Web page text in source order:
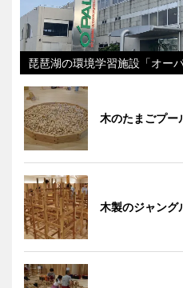
琵琶湖の環境学習施設「オー
木のたまごプー
木製のジャング